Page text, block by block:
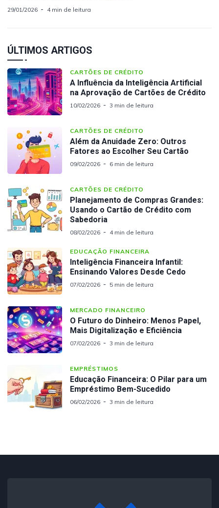
29/01/2026 4 min de leitura
ÚLTIMOS ARTIGOS
CARTÕES DE CRÉDITO
A Influência da Inteligência Artificial
na Aprovação de Cartões de Crédito
10/02/2026 3 min de leitura
CARTÕES DE CRÉDITO
Além da Anuidade Zero: Outros
Fatores ao Escolher Seu Cartão
09/02/2026 6 min de leitura
CARTÕES DE CRÉDITO
Planejamento de Compras Grandes:
Usando o Cartão de Crédito com
Sabedoria
08/02/2026 4 min de leitura
EDUCAÇÃO FINANCEIRA
Inteligência Financeira Infantil:
Ensinando Valores Desde Cedo
07/02/2026 5 min de leitura
MERCADO FINANCEIRO
O Futuro do Dinheiro: Menos Papel,
Mais Digitalização e Eficiência
07/02/2026 3 min de leitura
EMPRÉSTIMOS
Educação Financeira: O Pilar para um
Empréstimo Bem-Sucedido
06/02/2026 3 min de leitura